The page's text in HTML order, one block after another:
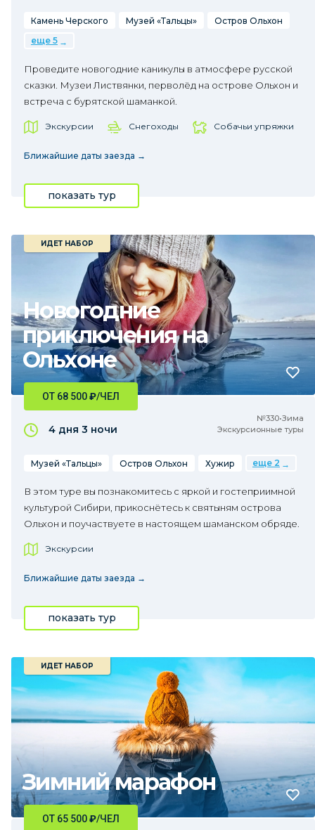
Камень Черского Музей «Тальцы»
Остров Ольхон
еще 5
Проведите новогодние каникулы в атмосфере русской
сказки. Музеи Листвянки, перволёд на острове Ольхон и
встреча с бурятской шаманкой.
Экскурсии Снегоходы Собачьи упряжки
Ближайшие даты заезда →
показать тур
Новогодние
приключения на
Ольхоне
ИДЕТ НАБОР
№330•Зима
Экскурсионные туры
ОТ 68 500₽/ЧЕЛ
4 дня 3 ночи
Музей «Тальцы» Остров Ольхон Хужир еще 2
В этом туре вы познакомитесь с яркой и гостеприимной
культурой Сибири, прикоснётесь к святыням острова
Ольхон и поучаствуете в настоящем шаманском обряде.
Экскурсии
Ближайшие даты заезда →
показать тур
Зимний марафон
ИДЕТ НАБОР
ОТ 65 500₽/ЧЕЛ